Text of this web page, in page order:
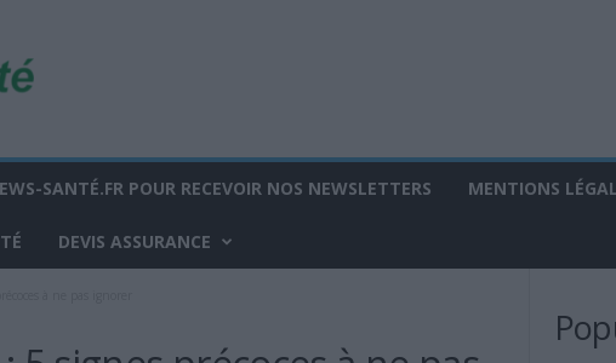
SANTÉ.FR POUR RECEVOIR NOS NEWSLETTERS MENTIONS
DEVIS ASSURANCE